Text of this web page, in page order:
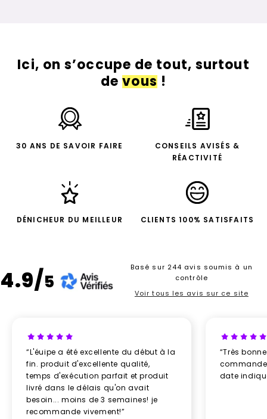
Ici, on s’occupe de tout, surtout
devous!
30 ANS DE SAVOIR FAIRE
CONSEILS AVISÉS &
RÉACTIVITÉ
DÉNICHEUR DU MEILLEUR CLIENTS 100% SATISFAITS
4.9/5
Basé sur 244 avis soumis à un
contrôle
Voir tous les avis sur ce site
“L'éuipe a été excellente du début à la
fin. produit d'excellente qualité,
temps d'exécution parfait et produit
livré dans le délais qu'on avait
besoin... moins de 3 semaines! je
recommande vivement!”
“Très
date